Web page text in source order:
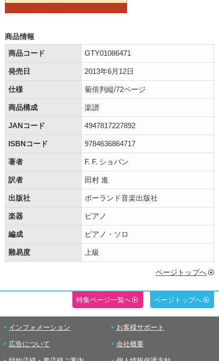
商品情報
商品コード
GTY01086471
発売日 2013年6月12日
仕様 菊倍判縦/72ページ
商品構成 楽譜
JANコード 4947817227892
ISBNコード 9784636864717
著者 F. F. ショパン
訳者 田村 進
出版社 ポーランド音楽出版社
楽器 ピアノ
編成 ピアノ・ソロ
難易度 上級
ページトップへ
特集ページ一覧へ ページトップへ
インフォメーション お客様サポート
広告について 会社概要